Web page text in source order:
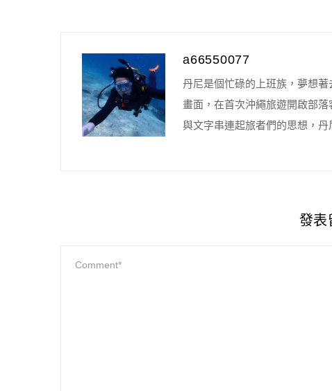
a66550077
丹尼是個忙碌的上班族，夢想
畫面，在首次沖繩旅遊開啟部
與文字串連起旅者們的思想，
發表